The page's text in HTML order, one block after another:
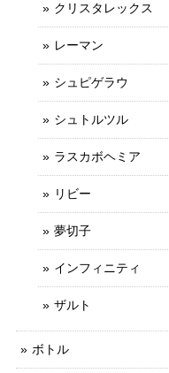
クリスタレックス
レーマン
シュピゲラウ
シュトルツル
ラスカボヘミア
リビー
夢切子
インフィニティ
ザルト
ボトル